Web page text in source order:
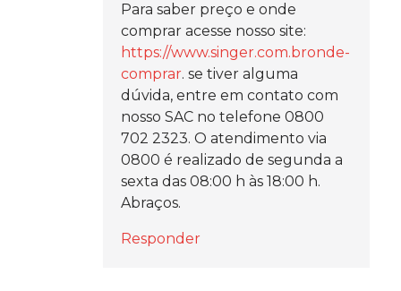
Para saber preço e onde
comprar acesse nosso site:
https://www.singer.com.bronde-
comprar. se tiver alguma
dúvida, entre em contato com
nosso SAC no telefone 0800
702 2323. O atendimento via
0800 é realizado de segunda a
sexta das 08:00 h às 18:00 h.
Abraços.
Responder